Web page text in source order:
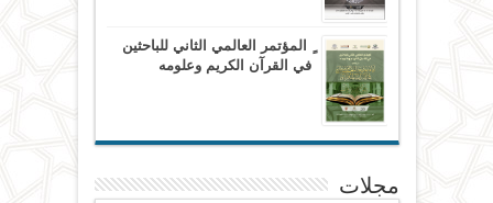
ٍ المؤتمر العالمي الثاني للباحثين
في القرآن الكريم وعلومه
مجلات